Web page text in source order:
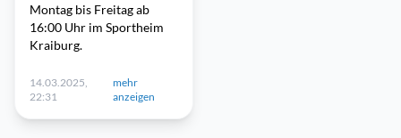
Montag bis Freitag ab
16:00 Uhr im Sportheim
Kraiburg.
14.03.2025,
22:31
mehr
anzeigen